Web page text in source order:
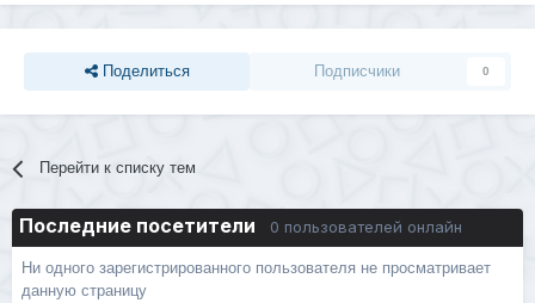
Поделиться Подписчики 0
Перейти к списку тем
Последние посетители 0 пользователей онлайн
Ни одного зарегистрированного пользователя не просматривает
данную страницу